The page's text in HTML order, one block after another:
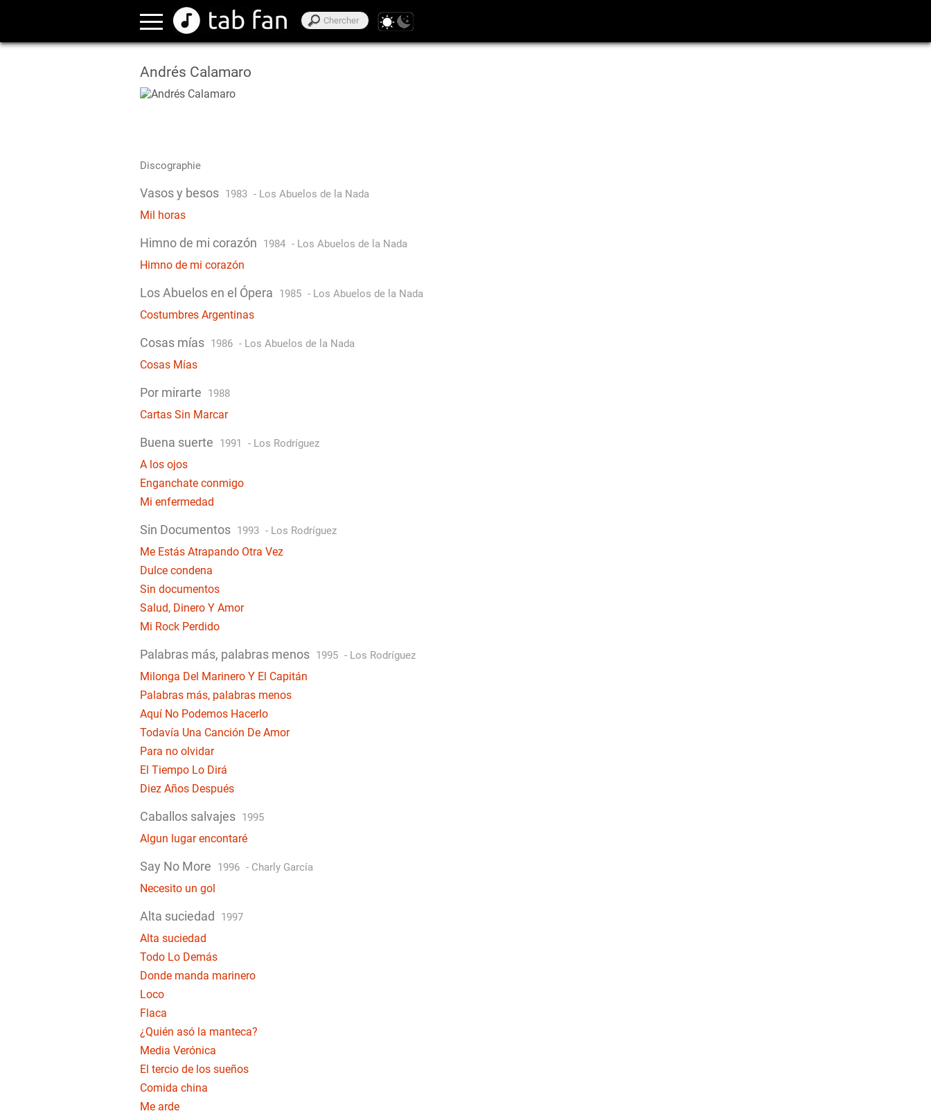
Andrés Calamaro
Discographie
Vasos y besos 1983 - Los Abuelos de la Nada
Mil horas
Himno de mi corazón 1984 - Los Abuelos de la Nada
Himno de mi corazón
Los Abuelos en el Ópera 1985 - Los Abuelos de la Nada
Costumbres Argentinas
Cosas mías 1986 - Los Abuelos de la Nada
Cosas Mías
Por mirarte 1988
Cartas Sin Marcar
Buena suerte 1991 - Los Rodríguez
A los ojos
Enganchate conmigo
Mi enfermedad
Sin Documentos 1993 - Los Rodríguez
Me Estás Atrapando Otra Vez
Dulce condena
Sin documentos
Salud, Dinero Y Amor
Mi Rock Perdido
Palabras más, palabras menos 1995 - Los Rodríguez
Milonga Del Marinero Y El Capitán
Palabras más, palabras menos
Aquí No Podemos Hacerlo
Todavía Una Canción De Amor
Para no olvidar
El Tiempo Lo Dirá
Diez Años Después
Caballos salvajes 1995
Algun lugar encontaré
Say No More 1996 - Charly García
Necesito un gol
Alta suciedad 1997
Alta suciedad
Todo Lo Demás
Donde manda marinero
Loco
Flaca
¿Quién asó la manteca?
Media Verónica
El tercio de los sueños
Comida china
Me arde